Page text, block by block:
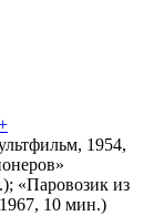
1954,
«Паровозик из
10 мин.)